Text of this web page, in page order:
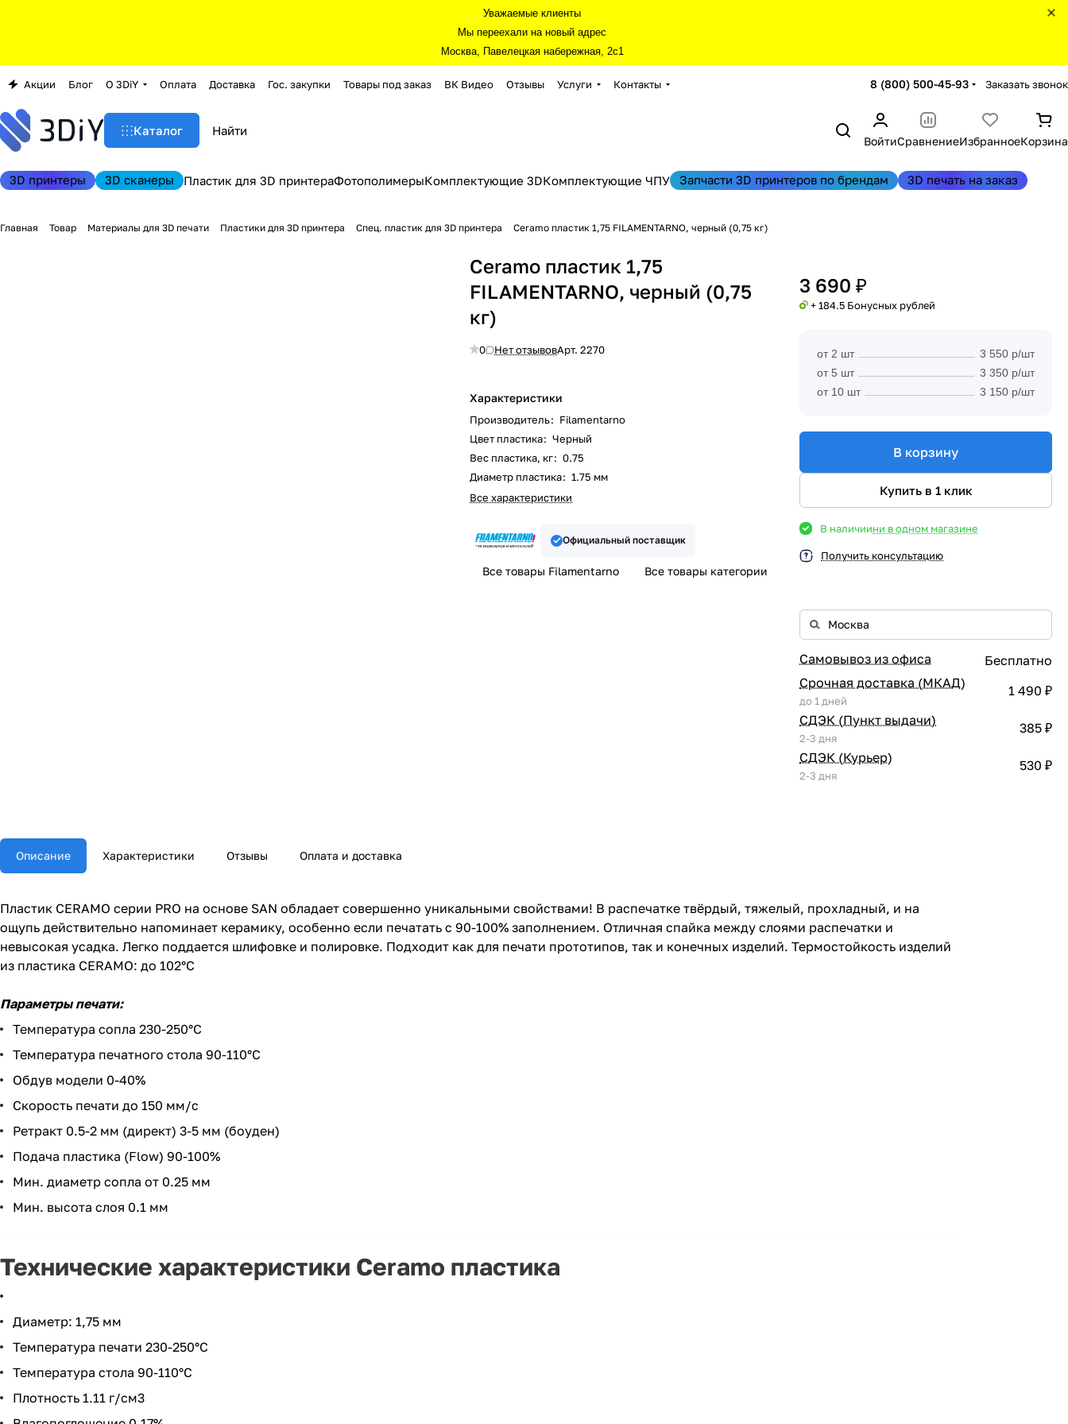
Уважаемые клиенты
Мы переехали на новый адрес
Москва, Павелецкая набережная, 2с1
Акции Блог О 3DiY Оплата Доставка Гос. закупки Товары под заказ ВК Видео Отзывы Услуги Контакты 8 (800) 500-45-93 Заказать звонок
Каталог
ВойтиСравнениеИзбранноеКорзина
3D принтеры 3D сканеры Пластик для 3D принтераФотополимерыКомплектующие 3DКомплектующие ЧПУ Запчасти 3D принтеров по брендам 3D печать на заказ
Главная Товар Материалы для 3D печати Пластики для 3D принтера Спец. пластик для 3D принтера Ceramo пластик 1,75 FILAMENTARNO, черный (0,75 кг)
Ceramo пластик 1,75
FILAMENTARNO, черный (0,75
кг)
0 Нет отзывовАрт.2270
Характеристики
Производитель: Filamentarno
Цвет пластика: Черный
Вес пластика, кг: 0.75
Диаметр пластика: 1.75 мм
Все характеристики
Официальный поставщик
Все товары Filamentarno Все товары категории
3 690 ₽
+ 184.5 Бонусных рублей
от 2 шт
3 550 р/шт
от 5 шт
3 350 р/шт
от 10 шт
3 150 р/шт
В корзину
Купить в 1 клик
В наличиини в одном магазине
Получить консультацию
Самовывоз из офиса
Бесплатно
Срочная доставка (МКАД)
до 1 дней
1 490 ₽
СДЭК (Пункт выдачи)
2-3 дня
385 ₽
СДЭК (Курьер)
2-3 дня
530 ₽
Описание Характеристики Отзывы Оплата и доставка
Пластик CERAMO серии PRO на основе SAN обладает совершенно уникальными свойствами! В распечатке твёрдый, тяжелый, прохладный, и на
ощупь действительно напоминает керамику, особенно если печатать с 90-100% заполнением. Отличная спайка между слоями распечатки и
невысокая усадка. Легко поддается шлифовке и полировке. Подходит как для печати прототипов, так и конечных изделий. Термостойкость изделий
из пластика CERAMO: до 102°С
Параметры печати:
Температура сопла 230-250°С
Температура печатного стола 90-110°С
Обдув модели 0-40%
Скорость печати до 150 мм/с
Ретракт 0.5-2 мм (директ) 3-5 мм (боуден)
Подача пластика (Flow) 90-100%
Мин. диаметр сопла от 0.25 мм
Мин. высота слоя 0.1 мм
Технические характеристики Ceramo пластика
Диаметр: 1,75 мм
Температура печати 230-250°C
Температура стола 90-110°C
Плотность 1.11 г/см3